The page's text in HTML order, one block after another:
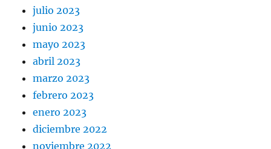
julio 2023
junio 2023
mayo 2023
abril 2023
marzo 2023
febrero 2023
enero 2023
diciembre 2022
noviembre 2022